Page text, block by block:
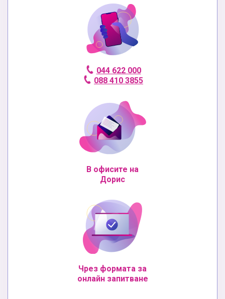
044 622 000
088 410 3855
В офисите на
Дорис
Чрез формата за
онлайн запитване